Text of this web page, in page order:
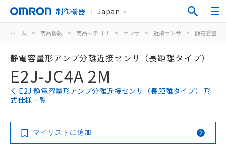
制御機器 Japan
ホーム > 商品情報 > 商品カテゴリ > センサ > 近接センサ > 静電容量形
静電容量形アンプ分離近接センサ（長距離タイプ）
E2J-JC4A 2M
E2J 静電容量形アンプ分離近接センサ（長距離タイプ） 形
式仕様一覧
マイリストに追加